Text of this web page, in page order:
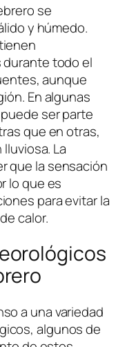
se
y húmedo.
todo el
aunque
En algunas
ser parte
que en otras,
La
que la sensación
lo que es
para evitar la
calor.
a una variedad
algunos de